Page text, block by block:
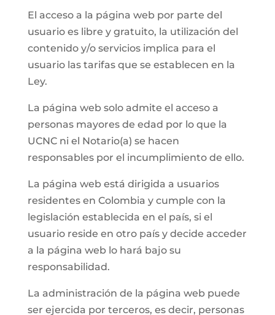
El acceso a la página web por parte del
usuario es libre y gratuito, la utilización del
contenido y/o servicios implica para el
usuario las tarifas que se establecen en la
Ley.
La página web solo admite el acceso a
personas mayores de edad por lo que la
UCNC ni el Notario(a) se hacen
responsables por el incumplimiento de ello.
La página web está dirigida a usuarios
residentes en Colombia y cumple con la
legislación establecida en el país, si el
usuario reside en otro país y decide acceder
a la página web lo hará bajo su
responsabilidad.
La administración de la página web puede
ser ejercida por terceros, es decir, personas